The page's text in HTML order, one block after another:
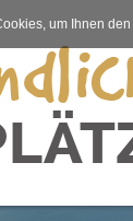
um Ihnen